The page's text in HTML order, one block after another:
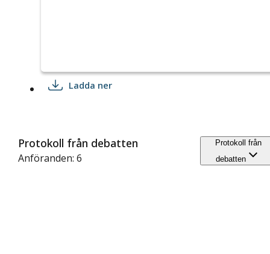
Ladda ner
Protokoll från debatten
Anföranden: 6
Protokoll från
debatten